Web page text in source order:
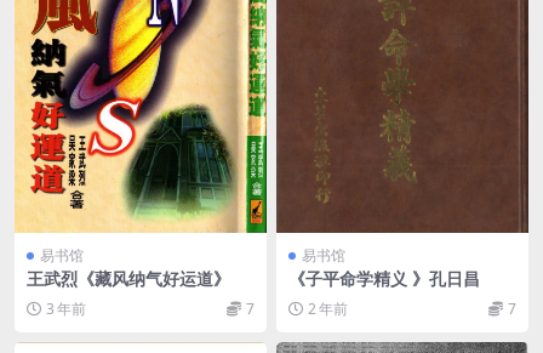
易书馆
王武烈《藏风纳气好运道》
3 年前 7
易书馆
《子平命学精义 》孔日昌
2 年前 7